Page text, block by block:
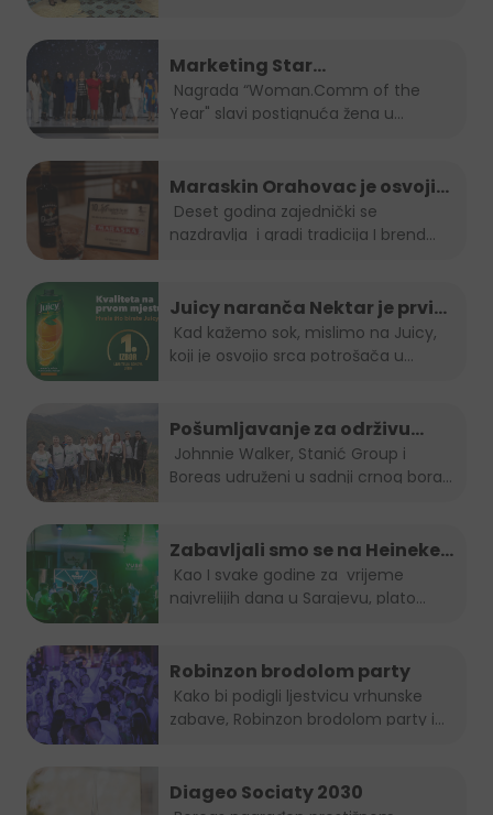
Marketing Star
Woman.Comm of the Year za
2023 je naša direktorica Amra
Year" slavi postignuća žena u...
Maraskin Orahovac je osvojio
zlatnu plaketu na Spirit fest-u
2023
nazdravlja i gradi tradicija I brend...
Juicy naranča Nektar je prvi
izbor potrošača u BiH
koji je osvojio srca potrošača u
Pošumljavanje za održivu
budućnost
Boreas udruženi u sadnji crnog bora...
Zabavljali smo se na Heineken
Summer lounge-u
najvrelijih dana u Sarajevu, plato...
Robinzon brodolom party
zabave, Robinzon brodolom party i
Diageo Sociaty 2030